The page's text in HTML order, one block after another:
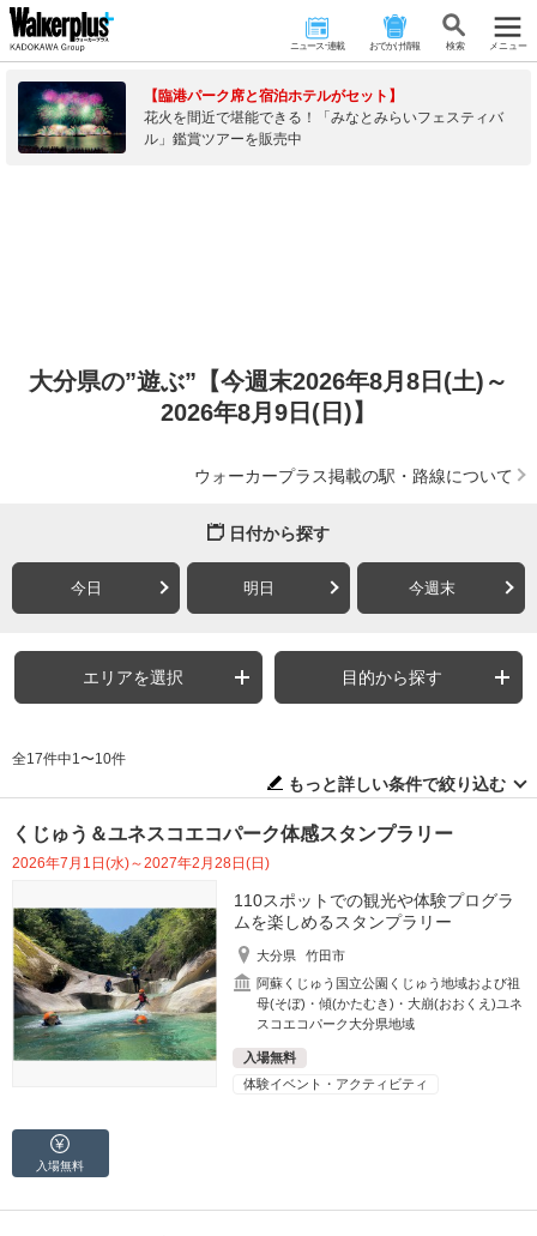
ニュース･連載 おでかけ情報 検 索 メニュー
【臨港パーク席と宿泊ホテルがセット】
花火を間近で堪能できる！「みなとみらいフェスティバ
ル」鑑賞ツアーを販売中
大分県の”遊ぶ”【今週末2026年8月8日(土)～
2026年8月9日(日)】
ウォーカープラス掲載の駅・路線について
日付から探す
今日 明日 今週末
エリアを選択 目的から探す
全17件中1〜10件
もっと詳しい条件で絞り込む
くじゅう＆ユネスコエコパーク体感スタンプラリー
2026年7月1日(水)～2027年2月28日(日)
110スポットでの観光や体験プログラ
ムを楽しめるスタンプラリー
大分県
竹田市
阿蘇くじゅう国立公園くじゅう地域および祖
母(そぼ)・傾(かたむき)・大崩(おおくえ)ユネ
スコエコパーク大分県地域
入場無料
体験イベント・アクティビティ
入場無料